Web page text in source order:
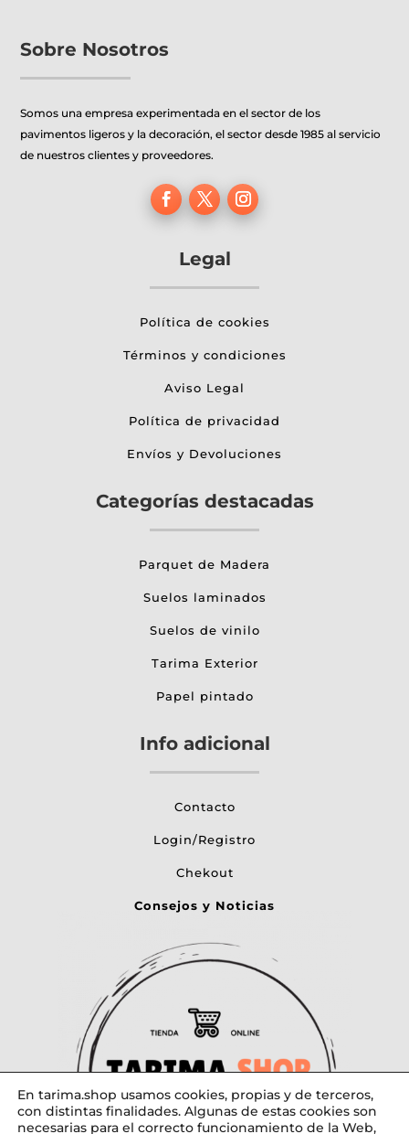
pueden
la
página
de
la
página
de
producto
Sobre Nosotros
Somos una empresa experimentada en el sector de los
pavimentos ligeros y la decoración, el sector desde 1985 al servicio
de nuestros clientes y proveedores.
Legal
Política de cookies
Términos y condiciones
Aviso Legal
Política de privacidad
Envíos y Devoluciones
Categorías destacadas
Parquet de Madera
Suelos laminados
Suelos de vinilo
Tarima Exterior
Papel pintado
Info adicional
Contacto
Login/Registro
Chekout
Consejos y Noticias
En tarima.shop usamos cookies, propias y de terceros,
con distintas finalidades. Algunas de estas cookies son
necesarias para el correcto funcionamiento de la Web,